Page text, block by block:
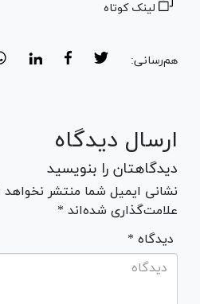
لینک کوتاه
هم‌رسانی:
ارسال دیدگاه
دیدگاهتان را بنویسید
نشانی ایمیل شما منتشر
علامت‌گذاری شده‌اند *
* دیدگاه